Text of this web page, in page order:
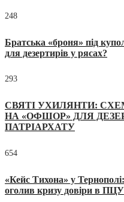
248
Братська «броня» під
для дезертирів у рясах?
293
СВЯТІ УХИЛЯНТИ:
НА «ОФШОР» ДЛЯ
ПАТРІАРХАТУ
654
«Кейс Тихона» у
оголив кризу довіри в ПЦУ